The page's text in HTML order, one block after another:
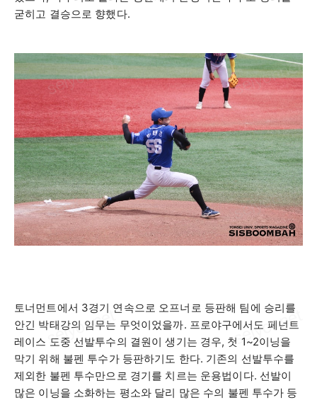
굳히고 결승으로 향했다.
토너먼트에서 3경기 연속으로 오프너로 등판해 팀에 승리를
안긴 박태강의 임무는 무엇이었을까. 프로야구에서도 페넌트
레이스 도중 선발투수의 결원이 생기는 경우, 첫 1~2이닝을
막기 위해 불펜 투수가 등판하기도 한다. 기존의 선발투수를
제외한 불펜 투수만으로 경기를 치르는 운용법이다. 선발이
많은 이닝을 소화하는 평소와 달리 많은 수의 불펜 투수가 등